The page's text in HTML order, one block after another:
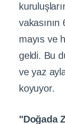
vakasının
mayıs ve
geldi. Bu
ve yaz
koyuyor.
"Doğada